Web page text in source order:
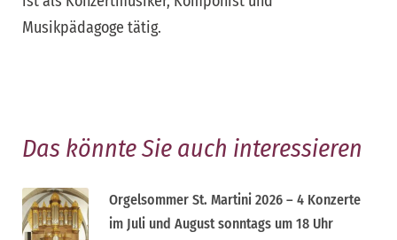
Musikpädagoge tätig.
Das könnte Sie auch interessieren
Orgelsommer St. Martini 2026 – 4 Konzerte
im Juli und August sonntags um 18 Uhr